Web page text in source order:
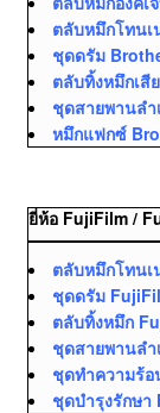
ตลับหมึกโทนเ
ชุดดรัม
ตลับทิ้งหมึกเสี
ชุดสายพานลำ
หมึกแฟกซ์
ยี่ห้อ FujiFilm /
ตลับหมึกโทน
ชุดดรัม
ตลับทิ้งหมึก
ชุดสายพานลำ
ชุดทำความร้
ชุดบำรุงรักษา